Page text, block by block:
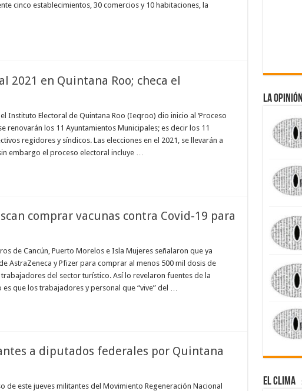
cinco establecimientos, 30 comercios y 10 habitaciones, la
2021 en Quintana Roo; checa el
Instituto Electoral de Quintana Roo (Ieqroo) dio inicio al ‘Proceso
renovarán los 11 Ayuntamientos Municipales; es decir los 11
regidores y síndicos. Las elecciones en el 2021, se llevarán a
embargo el proceso electoral incluye …
comprar vacunas contra Covid-19 para
de Cancún, Puerto Morelos e Isla Mujeres señalaron que ya
AstraZeneca y Pfizer para comprar al menos 500 mil dosis de
del sector turístico. Así lo revelaron fuentes de la
que los trabajadores y personal que “vive” del …
a diputados federales por Quintana
de este jueves militantes del Movimiento Regeneración Nacional
La Opinión
El Clima